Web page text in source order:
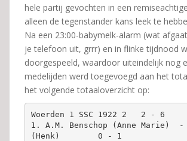
hele partij gevochten in een
alleen de tegenstander kans leek te
Na een 23:00-babymelk-alarm (wat
je telefoon uit, grrr) en in flinke tijdnood
doorgespeeld, waardoor uiteindelijk nog
medelijden werd toegevoegd aan het
het volgende totaaloverzicht op:
Woerden 1 SSC 1922 2   2 - 6
1. A.M. Benschop (Anne Marie)  -
(Henk)        0 - 1